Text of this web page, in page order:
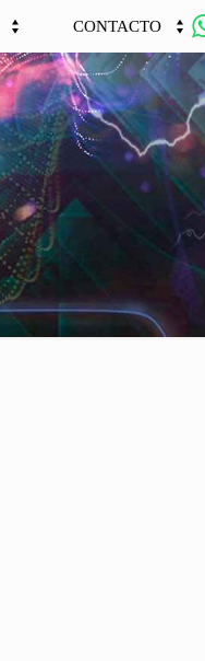
CONTACTO